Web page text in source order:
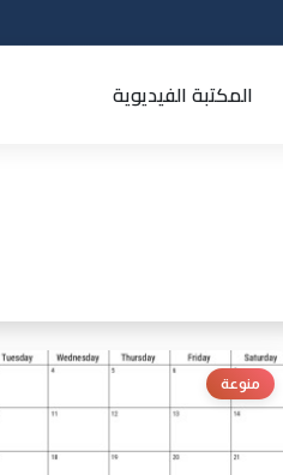
المكتبة الفيديوية
منوعة